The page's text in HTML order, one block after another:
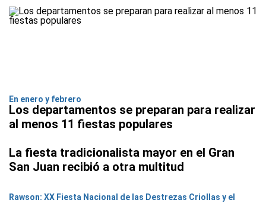
En enero y febrero
Los departamentos se preparan para realizar
al menos 11 fiestas populares
La fiesta tradicionalista mayor en el Gran
San Juan recibió a otra multitud
Rawson: XX Fiesta Nacional de las Destrezas Criollas y el